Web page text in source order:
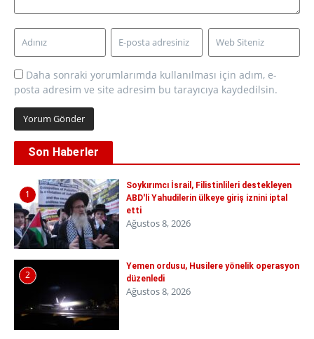
Daha sonraki yorumlarımda kullanılması için adım, e-
posta adresim ve site adresim bu tarayıcıya kaydedilsin.
Son Haberler
1
Soykırımcı İsrail, Filistinlileri destekleyen
ABD'li Yahudilerin ülkeye giriş iznini iptal
etti
Ağustos 8, 2026
2
Yemen ordusu, Husilere yönelik operasyon
düzenledi
Ağustos 8, 2026